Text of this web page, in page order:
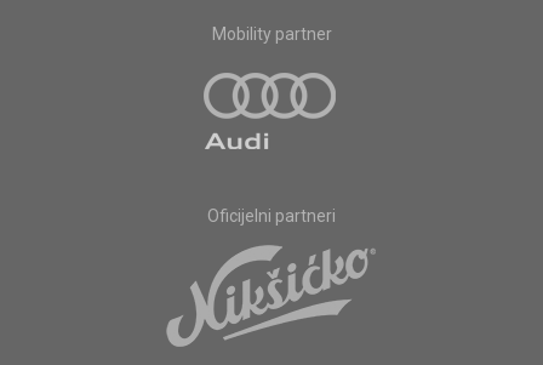
Mobility partner
Oficijelni partneri